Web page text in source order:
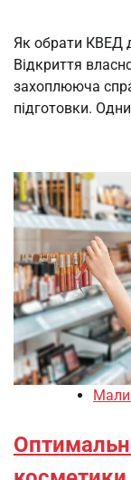
Як обрати КВЕД
Відкриття
захоплююча
підготовки.